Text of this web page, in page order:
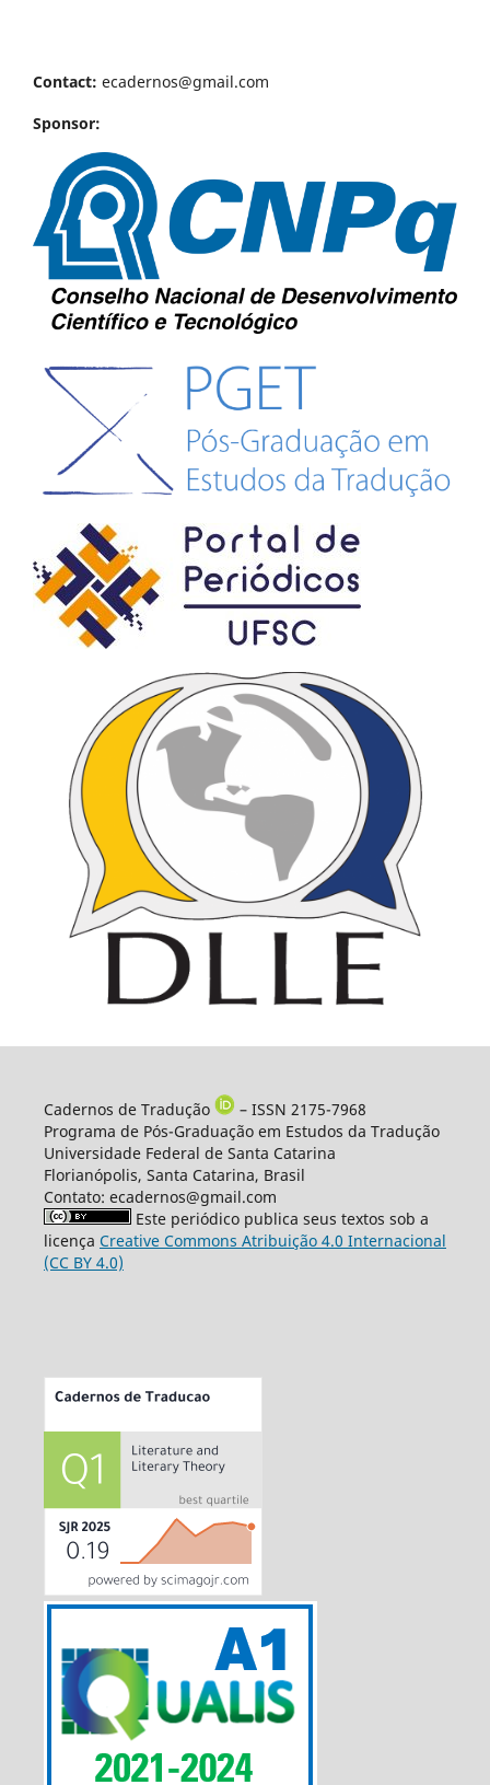
Contact: ecadernos@gmail.com
Sponsor:
Cadernos de Tradução
– ISSN 2175-7968
Programa de Pós-Graduação em Estudos da Tradução
Universidade Federal de Santa Catarina
Florianópolis, Santa Catarina, Brasil
Contato: ecadernos@gmail.com
Este periódico publica seus textos sob a
licença Creative Commons Atribuição 4.0 Internacional
(CC BY 4.0)